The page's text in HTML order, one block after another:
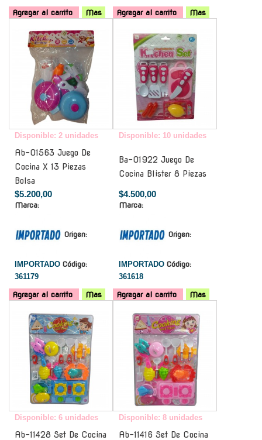
Agregar al carrito Mas Agregar al carrito
Mas
Disponible: 2 unidades
Ab-01563 Juego De
Cocina X 13 Piezas
Bolsa
$5.200,00
Marca:
Origen:
IMPORTADO Código:
361179
Agregar al carrito Mas
Disponible: 10 unidades
Ba-01922 Juego De
Cocina Blister 8 Piezas
$4.500,00
Marca:
Origen:
IMPORTADO Código:
361618
Agregar al carrito
Mas
Disponible: 6 unidades
Ab-11428 Set De Cocina
Disponible: 8 unidades
Ab-11416 Set De Cocina